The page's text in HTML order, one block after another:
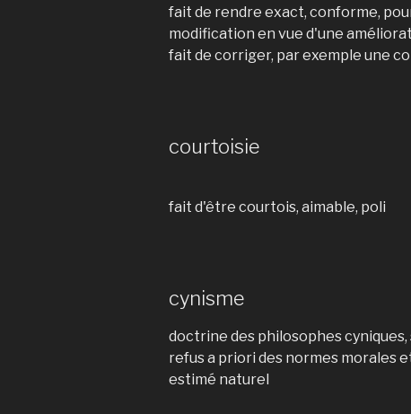
fait de rendre exact, conforme,
modification en vue d'une
fait de corriger, par exemple une
courtoisie
fait d'être courtois, aimable, poli
cynisme
doctrine des philosophes
refus a priori des normes morales
estimé naturel